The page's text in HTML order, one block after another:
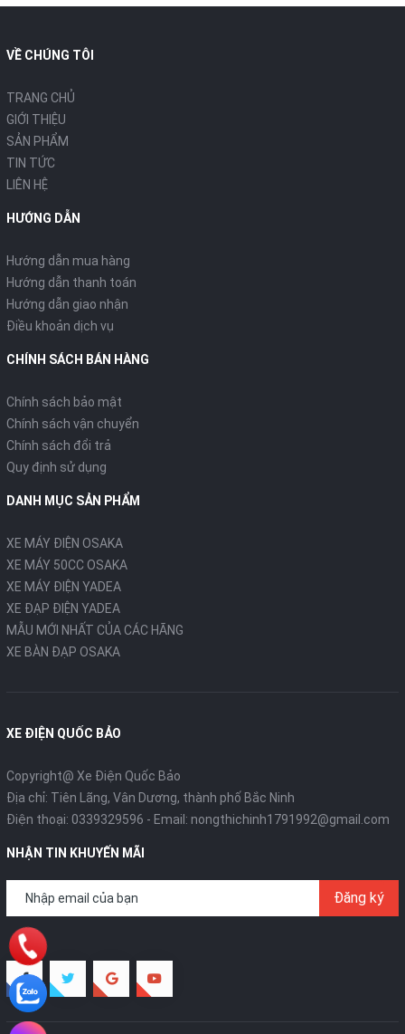
VỀ CHÚNG TÔI
TRANG CHỦ
GIỚI THIỆU
SẢN PHẨM
TIN TỨC
LIÊN HỆ
HƯỚNG DẪN
Hướng dẫn mua hàng
Hướng dẫn thanh toán
Hướng dẫn giao nhận
Điều khoản dịch vụ
CHÍNH SÁCH BÁN HÀNG
Chính sách bảo mật
Chính sách vận chuyển
Chính sách đổi trả
Quy định sử dụng
DANH MỤC SẢN PHẨM
XE MÁY ĐIỆN OSAKA
XE MÁY 50CC OSAKA
XE MÁY ĐIỆN YADEA
XE ĐẠP ĐIỆN YADEA
MẪU MỚI NHẤT CỦA CÁC HÃNG
XE BÀN ĐẠP OSAKA
XE ĐIỆN QUỐC BẢO
Copyright@ Xe Điện Quốc Bảo
Địa chỉ: Tiên Lãng, Vân Dương, thành phố Bắc Ninh
Điện thoại: 0339329596 - Email: nongthichinh1791992@gmail.com
NHẬN TIN KHUYẾN MÃI
Đăng ký